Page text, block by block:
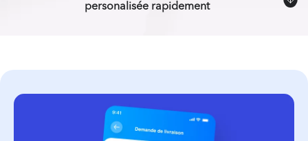
personalisée rapidement